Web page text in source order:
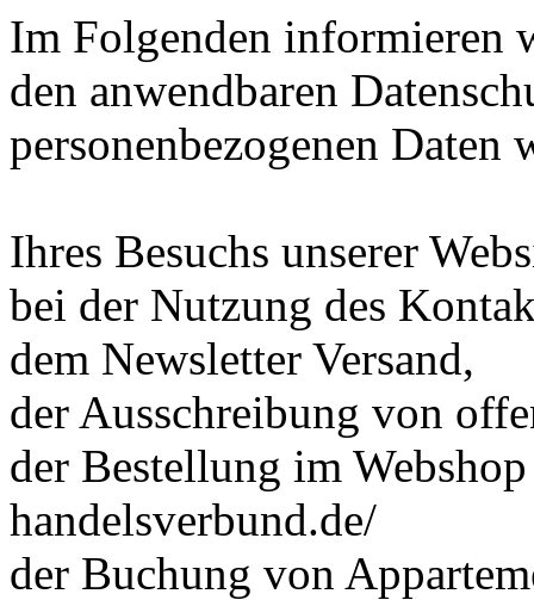
Im Folgenden informieren
den anwendbaren
personenbezogenen Daten
Ihres Besuchs unserer
bei der Nutzung des
dem Newsletter Versand,
der Ausschreibung von
der Bestellung im
handelsverbund.de/
der Buchung von